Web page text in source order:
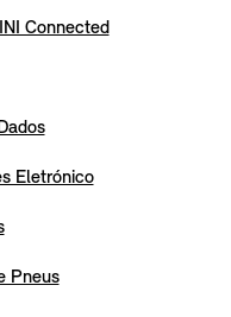
Connected
Eletrónico
Pneus